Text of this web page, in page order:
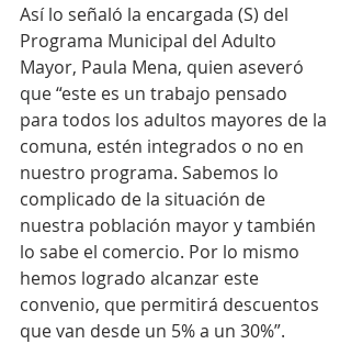
Así lo señaló la encargada (S) del
Programa Municipal del Adulto
Mayor, Paula Mena, quien aseveró
que “este es un trabajo pensado
para todos los adultos mayores de la
comuna, estén integrados o no en
nuestro programa. Sabemos lo
complicado de la situación de
nuestra población mayor y también
lo sabe el comercio. Por lo mismo
hemos logrado alcanzar este
convenio, que permitirá descuentos
que van desde un 5% a un 30%”.